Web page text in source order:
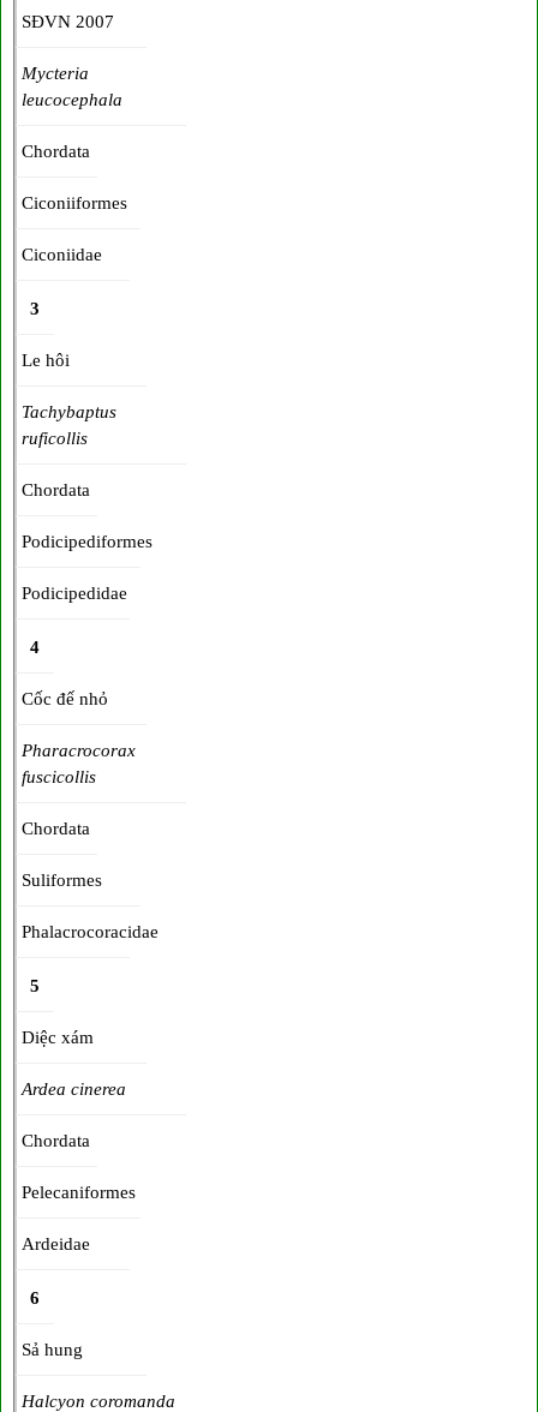
SĐVN 2007
Mycteria
leucocephala
Chordata
Ciconiiformes
Ciconiidae
3
Le hôi
Tachybaptus
ruficollis
Chordata
Podicipediformes
Podicipedidae
4
Cốc đế nhỏ
Pharacrocorax
fuscicollis
Chordata
Suliformes
Phalacrocoracidae
5
Diệc xám
Ardea cinerea
Chordata
Pelecaniformes
Ardeidae
6
Sả hung
Halcyon coromanda